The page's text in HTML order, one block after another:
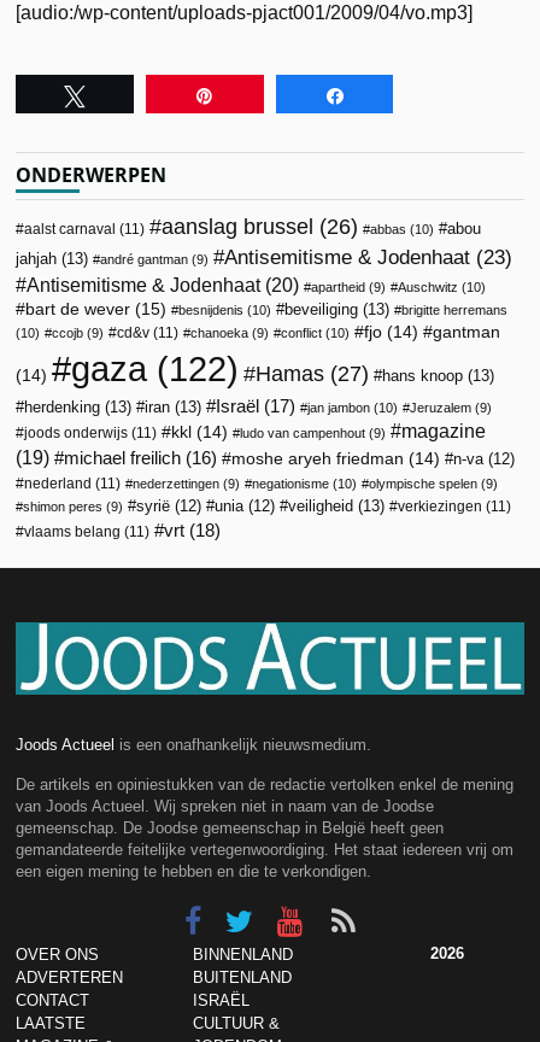
[audio:/wp-content/uploads-pjact001/2009/04/vo.mp3]
ONDERWERPEN
aalst carnaval (11) aanslag brussel (26) abbas (10)
abou
jahjah (13) andré gantman (9) Antisemitisme & Jodenhaat (23)
Antisemitisme & Jodenhaat(20) apartheid (9) Auschwitz (10)
bart de wever (15) besnijdenis (10) beveiliging (13)
brigitte herremans
(10)
ccojb (9) cd&v (11) chanoeka (9) conflict (10) fjo (14) gantman
(14) gaza (122) Hamas (27) hans knoop (13)
herdenking (13) iran (13) Israël (17) jan jambon (10) Jeruzalem (9)
joods onderwijs (11) kkl (14) ludo van campenhout (9)
magazine
(19)
michael freilich (16) moshe aryeh friedman (14) n-va (12)
nederland (11) nederzettingen (9) negationisme (10) olympische spelen (9)
shimon peres (9) syrië (12) unia (12) veiligheid (13) verkiezingen (11)
vlaams belang (11) vrt (18)
Joods Actueel is een onafhankelijk nieuwsmedium.
De artikels en opiniestukken van de redactie vertolken enkel de mening
van Joods Actueel. Wij spreken niet in naam van de Joodse
gemeenschap. De Joodse gemeenschap in België heeft geen
gemandateerde feitelijke vertegenwoordiging. Het staat iedereen vrij om
een eigen mening te hebben en die te verkondigen.
OVER ONS
ADVERTEREN
CONTACT
LAATSTE
BINNENLAND
BUITENLAND
ISRAËL
CULTUUR &
2026